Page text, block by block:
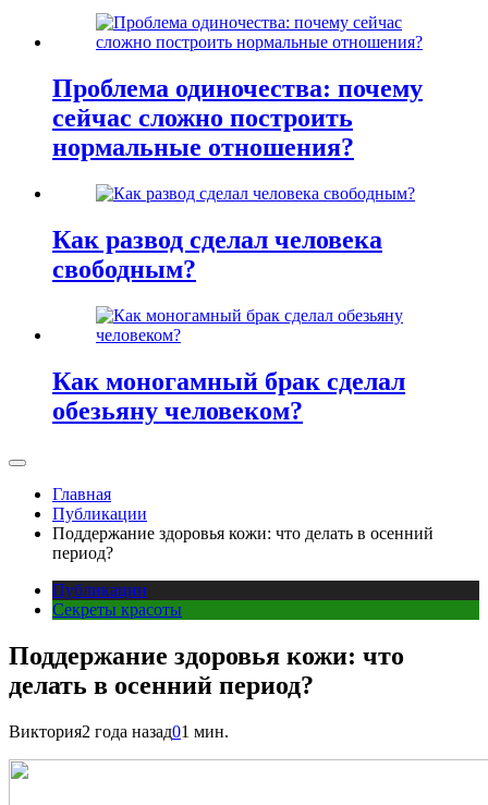
Проблема одиночества: почему
сейчас сложно построить
нормальные отношения?
Как развод сделал человека
свободным?
Как моногамный брак сделал
обезьяну человеком?
Главная
Публикации
Поддержание здоровья кожи: что делать в осенний
период?
Публикации
Секреты красоты
Поддержание здоровья кожи: что
делать в осенний период?
Виктория2 года назад01 мин.